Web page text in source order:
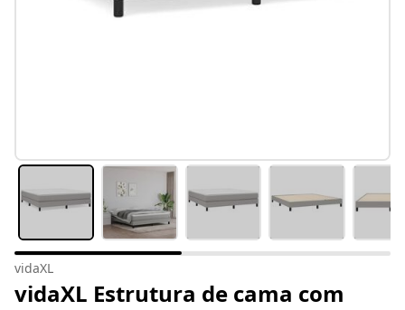
vidaXL
vidaXL Estrutura de cama com